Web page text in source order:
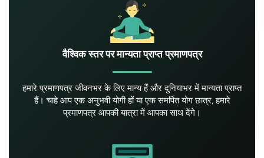
वैश्विक स्तर पर मान्यता प्राप्त प्रमाणपत्र
हमारे प्रमाणपत्र जीवनभर के लिए मान्य हैं और दुनियाभर में मान्यता प्राप्त
हैं। चाहे आप एक अनुभवी योगी हों या एक समर्पित योग छात्र, हमारे
प्रमाणपत्र आपकी यात्रा में आपका साथ देंगे।